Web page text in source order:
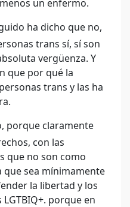
un enfermo.
ha dicho que no,
trans sí, sí son
vergüenza. Y
que por qué la
trans y las ha
porque claramente
con las
que no son como
que sea mínimamente
la libertad y los
porque en